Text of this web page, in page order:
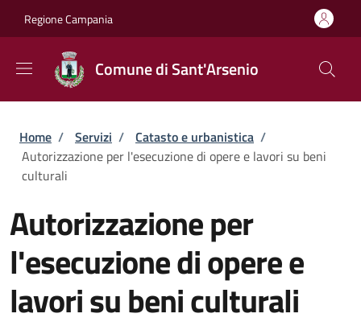
Regione Campania
Comune di Sant'Arsenio
Briciole di pane
Home / Servizi / Catasto e urbanistica /
Autorizzazione per l'esecuzione di opere e lavori su beni
culturali
Autorizzazione per
l'esecuzione di opere e
lavori su beni culturali